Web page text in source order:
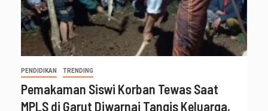
PENDIDIKAN TRENDING
Pemakaman Siswi Korban Tewas Saat
MPLS di Garut Diwarnai Tangis Keluarga,